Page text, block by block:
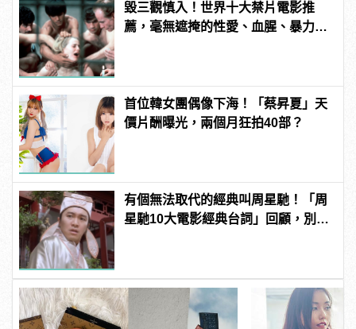
毀三觀慎入！世界十大禁片電影推
薦，毫無遮掩的性愛、血腥、暴力、
首位韓女團偶像下海！「蔡昇夏」天
價片酬曝光，兩個月狂拍40部？
有個無法取代的經典叫周星馳！「周
星馳10大電影經典台詞」回顧，別說